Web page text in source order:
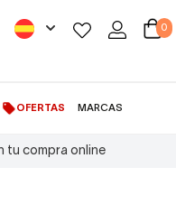
0
OFERTAS MARCAS
tu compra online